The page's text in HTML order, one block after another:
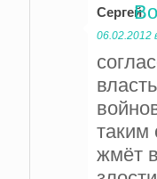
Сергей:
06.02.2012
таким
жмёт